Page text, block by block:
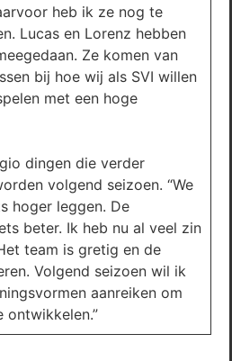
heb ik ze nog te
Lucas en Lorenz hebben
Ze komen van
bij hoe wij als SVI willen
met een hoge
dingen die verder
volgend seizoen. “We
hoger leggen. De
beter. Ik heb nu al veel zin
team is gretig en de
Volgend seizoen wil ik
aanreiken om
ontwikkelen.”